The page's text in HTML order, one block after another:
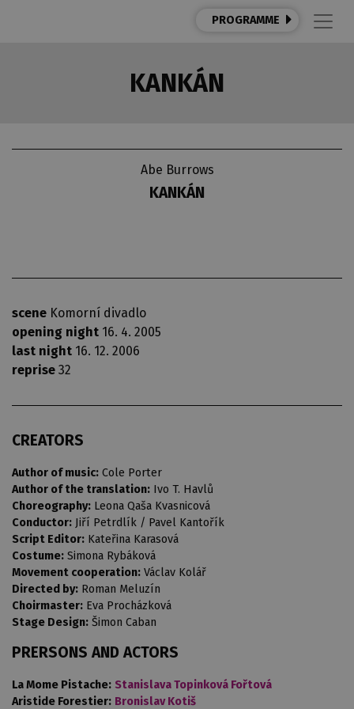
PROGRAMME
KANKÁN
Abe Burrows
KANKÁN
scene Komorní divadlo
opening night 16. 4. 2005
last night 16. 12. 2006
reprise 32
CREATORS
Author of music: Cole Porter
Author of the translation: Ivo T. Havlů
Choreography: Leona Qaša Kvasnicová
Conductor: Jiří Petrdlík / Pavel Kantořík
Script Editor: Kateřina Karasová
Costume: Simona Rybáková
Movement cooperation: Václav Kolář
Directed by: Roman Meluzín
Choirmaster: Eva Procházková
Stage Design: Šimon Caban
PRERSONS AND ACTORS
La Mome Pistache: Stanislava Topinková Fořtová
Aristide Forestier: Bronislav Kotiš